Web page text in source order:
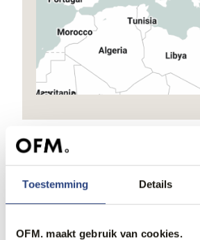
Toestemming Details
OFM. maakt gebruik van cookies.
Ook iets voor jou?